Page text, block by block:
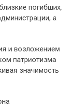
погибших,
а
и возложением
патриотизма
значимость